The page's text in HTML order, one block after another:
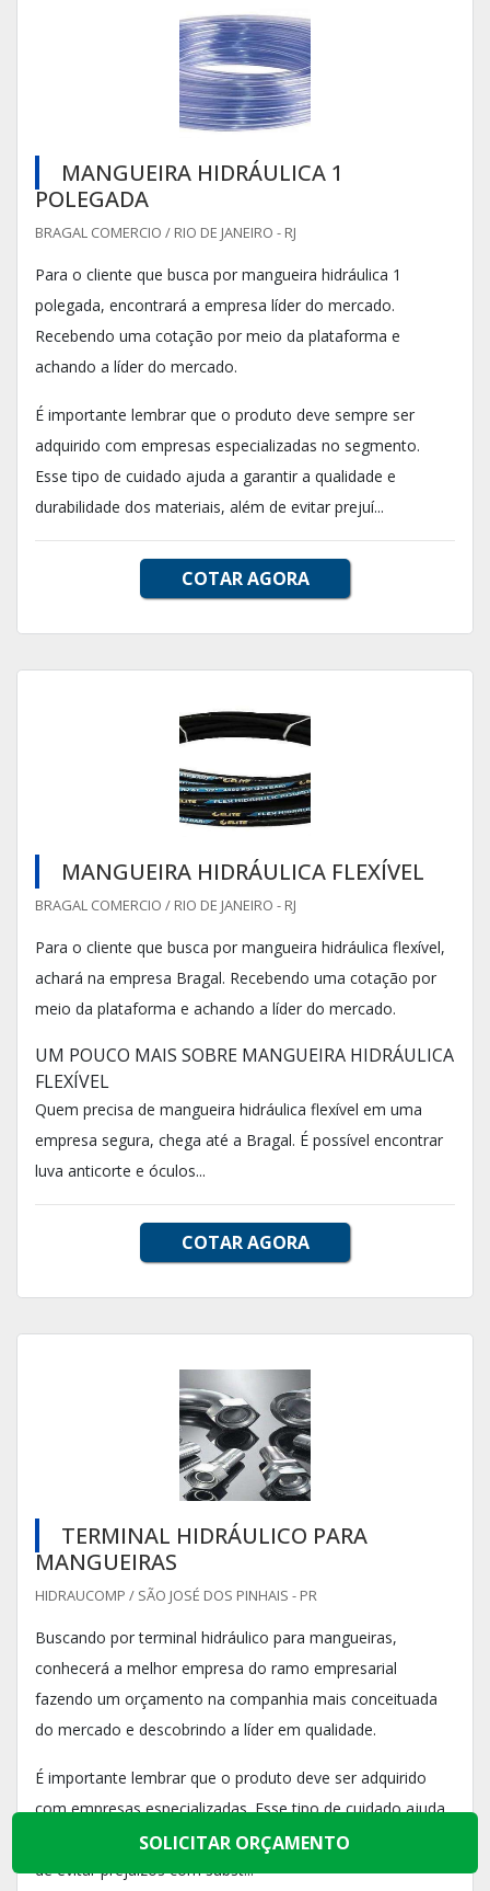
MANGUEIRA HIDRÁULICA 1
POLEGADA
BRAGAL COMERCIO / RIO DE JANEIRO - RJ
Para o cliente que busca por mangueira hidráulica 1
polegada, encontrará a empresa líder do mercado.
Recebendo uma cotação por meio da plataforma e
achando a líder do mercado.
É importante lembrar que o produto deve sempre ser
adquirido com empresas especializadas no segmento.
Esse tipo de cuidado ajuda a garantir a qualidade e
durabilidade dos materiais, além de evitar prejuí...
COTAR AGORA
MANGUEIRA HIDRÁULICA FLEXÍVEL
BRAGAL COMERCIO / RIO DE JANEIRO - RJ
Para o cliente que busca por mangueira hidráulica flexível,
achará na empresa Bragal. Recebendo uma cotação por
meio da plataforma e achando a líder do mercado.
UM POUCO MAIS SOBRE MANGUEIRA HIDRÁULICA
FLEXÍVEL
Quem precisa de mangueira hidráulica flexível em uma
empresa segura, chega até a Bragal. É possível encontrar
luva anticorte e óculos...
COTAR AGORA
TERMINAL HIDRÁULICO PARA
MANGUEIRAS
HIDRAUCOMP / SÃO JOSÉ DOS PINHAIS - PR
Buscando por terminal hidráulico para mangueiras,
conhecerá a melhor empresa do ramo empresarial
fazendo um orçamento na companhia mais conceituada
do mercado e descobrindo a líder em qualidade.
É importante lembrar que o produto deve ser adquirido
com empresas especializadas. Esse tipo de cuidado ajuda
a garantir a qualidade e durabilidade dos materiais, além
de evitar prejuízos com subst...
SOLICITAR ORÇAMENTO